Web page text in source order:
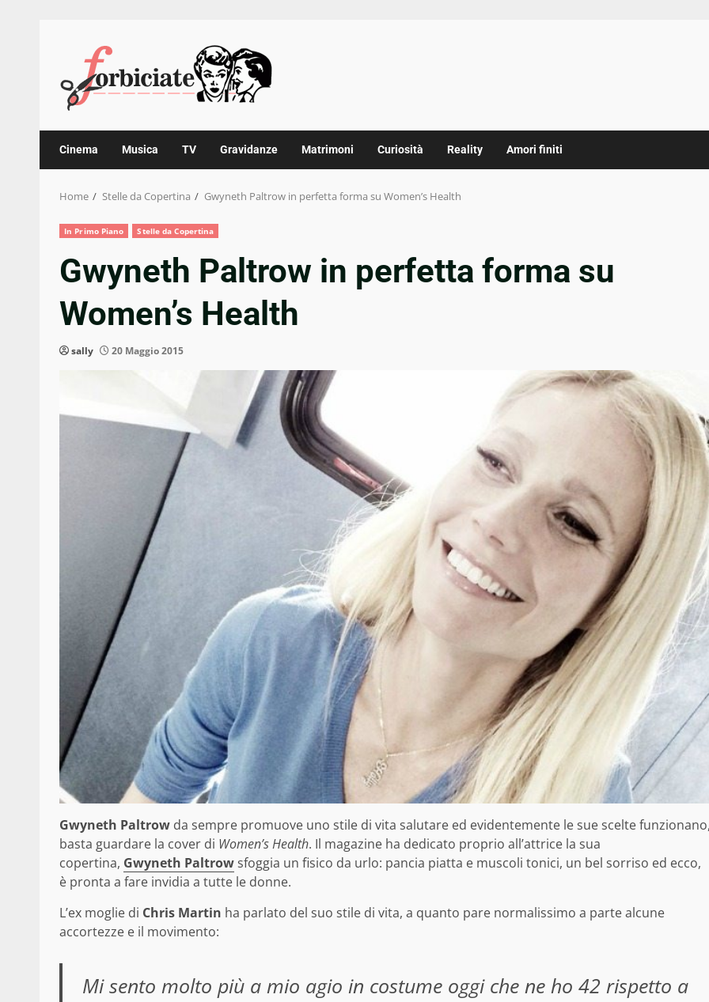
content
Cinema Musica TV Gravidanze Matrimoni Curiosità Reality Amori finiti
Home Stelle da Copertina Gwyneth Paltrow in perfetta forma su Women’s Health
In Primo Piano Stelle da Copertina
Gwyneth Paltrow in perfetta forma su
Women’s Health
sally 20 Maggio 2015
Gwyneth Paltrow da sempre promuove uno stile di vita salutare ed evidentemente le sue scelte
basta guardare la cover di Women’s Health. Il magazine ha dedicato proprio all’attrice la sua
copertina, Gwyneth Paltrowsfoggia un fisico da urlo: pancia piatta e muscoli tonici, un bel sorriso ed ecco,
è pronta a fare invidia a tutte le donne.
L’ex moglie di Chris Martin ha parlato del suo stile di vita, a quanto pare normalissimo a parte alcune
accortezze e il movimento:
Mi sento molto più a mio agio in costume oggi che ne ho 42 rispetto a